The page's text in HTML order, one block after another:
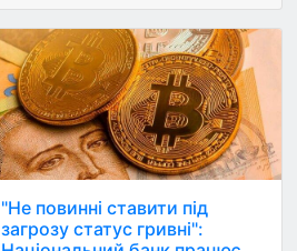
"Не повинні ставити під
загрозу статус гривні":